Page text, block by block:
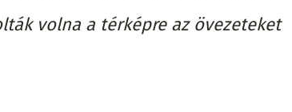
volna a térképre az övezeteket